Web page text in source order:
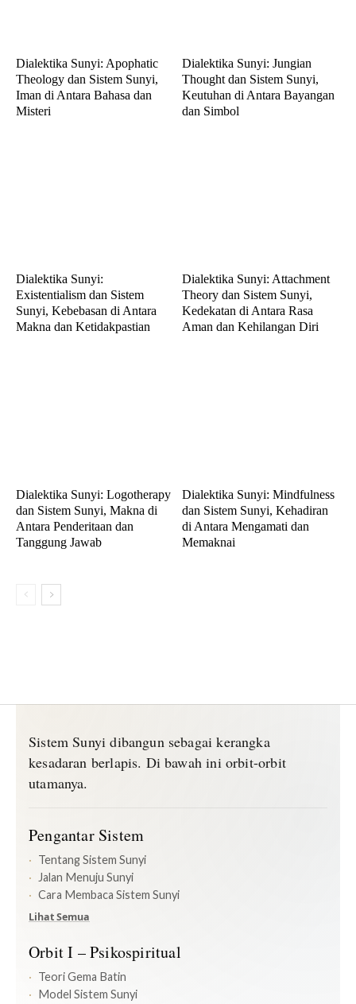
Dialektika Sunyi: Apophatic
Theology dan Sistem Sunyi,
Iman di Antara Bahasa dan
Misteri
Dialektika Sunyi: Jungian
Thought dan Sistem Sunyi,
Keutuhan di Antara Bayangan
dan Simbol
Dialektika Sunyi:
Existentialism dan Sistem
Sunyi, Kebebasan di Antara
Makna dan Ketidakpastian
Dialektika Sunyi: Attachment
Theory dan Sistem Sunyi,
Kedekatan di Antara Rasa
Aman dan Kehilangan Diri
Dialektika Sunyi: Logotherapy
dan Sistem Sunyi, Makna di
Antara Penderitaan dan
Tanggung Jawab
Dialektika Sunyi: Mindfulness
dan Sistem Sunyi, Kehadiran
di Antara Mengamati dan
Memaknai
Sistem Sunyi dibangun sebagai kerangka
kesadaran berlapis. Di bawah ini orbit-orbit
utamanya.
Pengantar Sistem
Tentang Sistem Sunyi
Jalan Menuju Sunyi
Cara Membaca Sistem Sunyi
Lihat Semua
Orbit I – Psikospiritual
Teori Gema Batin
Model Sistem Sunyi